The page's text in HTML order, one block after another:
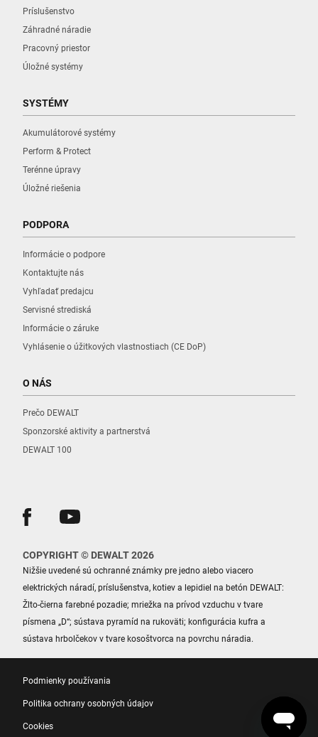
Príslušenstvo
Záhradné náradie
Pracovný priestor
Úložné systémy
SYSTÉMY
Akumulátorové systémy
Perform & Protect
Terénne úpravy
Úložné riešenia
PODPORA
Informácie o podpore
Kontaktujte nás
Vyhľadať predajcu
Servisné strediská
Informácie o záruke
Vyhlásenie o úžitkových vlastnostiach (CE DoP)
O NÁS
Prečo DEWALT
Sponzorské aktivity a partnerstvá
DEWALT 100
COPYRIGHT © DEWALT 2026
Nižšie uvedené sú ochranné známky pre jedno alebo viacero
elektrických náradí, príslušenstva, kotiev a lepidiel na betón DEWALT:
Žlto-čierna farebné pozadie; mriežka na prívod vzduchu v tvare
písmena „D“; sústava pyramíd na rukoväti; konfigurácia kufra a
sústava hrbolčekov v tvare kosoštvorca na povrchu náradia.
Podmienky používania
Politika ochrany osobných údajov
Cookies